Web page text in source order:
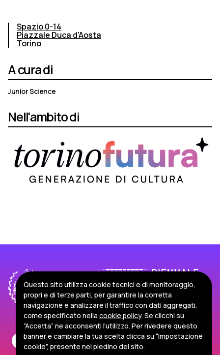
Spazio 0-14
Piazzale Duca d'Aosta
Torino
A cura di
Junior Science
Nell'ambito di
Questo sito utilizza cookie tecnici e di monitoraggio,
propri e di terze parti, per garantire la corretta
navigazione e analizzare il traffico con dati aggregati,
come specificato nella cookie policy. Se clicchi su
“Accetta” ne acconsenti l’utilizzo. Per rivedere questo
banner e cambiare la tua scelta clicca su “Impostazione
cookie”, presente nel piedino del sito.